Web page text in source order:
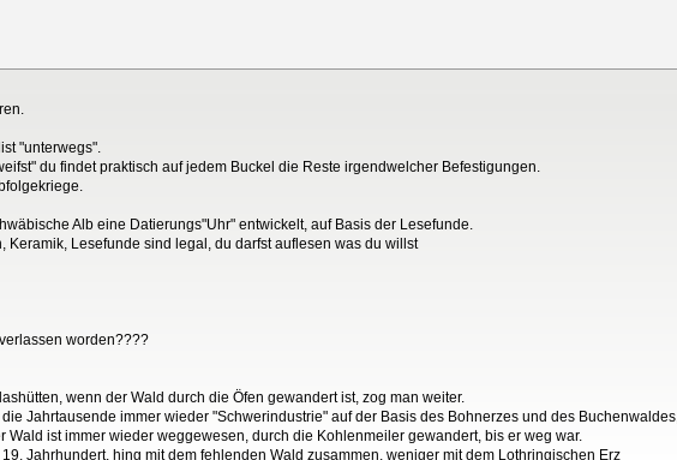
"unterwegs".
du findet praktisch auf jedem Buckel die Reste irgendwelcher Befestigungen.
Alb eine Datierungs"Uhr" entwickelt, auf Basis der Lesefunde.
Keramik, Lesefunde sind legal, du darfst auflesen was du willst
worden????
wenn der Wald durch die Öfen gewandert ist, zog man weiter.
Jahrtausende immer wieder "Schwerindustrie" auf der Basis des Bohnerzes und des Buchenwaldes,
Wald ist immer wieder weggewesen, durch die Kohlenmeiler gewandert, bis er weg war.
Jahrhundert, hing mit dem fehlenden Wald zusammen, weniger mit dem Lothringischen Erz